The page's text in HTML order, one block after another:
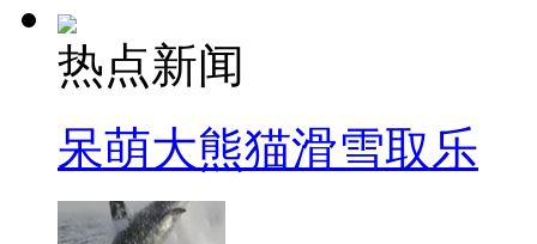
热点新闻
呆萌大熊猫滑雪取乐